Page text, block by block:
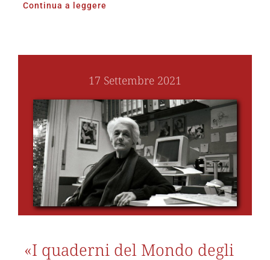
Continua a leggere
17 Settembre 2021
«I quaderni del Mondo degli